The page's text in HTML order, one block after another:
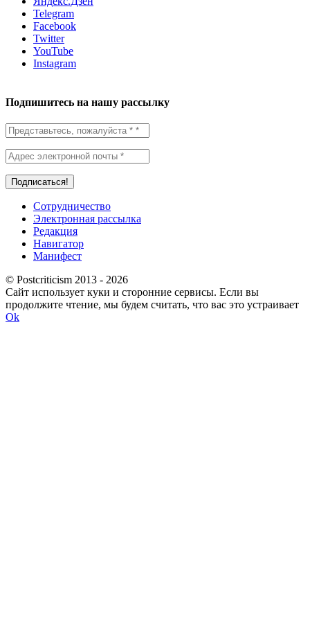
Telegram
Facebook
Twitter
YouTube
Instagram
Подпишитесь на нашу рассылку
Сотрудничество
Электронная рассылка
Редакция
Навигатор
Манифест
© Postcriticism 2013 - 2026
Сайт использует куки и сторонние сервисы. Если вы
продолжите чтение, мы будем считать, что вас это устраивает
Ok